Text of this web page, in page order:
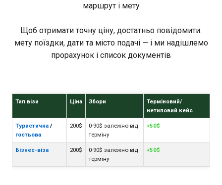
маршрут і мету
Щоб отримати точну ціну, достатньо повідомити:
мету поїздки, дати та місто подачі — і ми надішлемо
прорахунок і список документів
Тип візи Ціна Збори
Терміновий/
нетиповий кейс
Туристична /
гостьова
200$
0-90$ залежно від
терміну
+50$
Бізнес-віза 200$
0-90$ залежно від
терміну
+50$